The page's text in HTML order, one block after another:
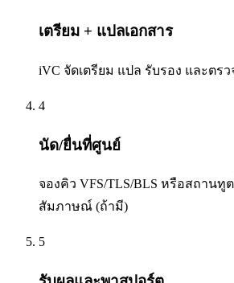
เตรียม + แปลเอกสาร
iVC จัดเตรียม แปล รับรอง และตร
4
นัด/ยื่นที่ศูนย์
จองคิว VFS/TLS/BLS หรือสถานทู
สัมภาษณ์ (ถ้ามี)
5